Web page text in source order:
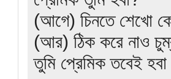
(আগে) চিনতে শেখো
(আর) ঠিক করে নাও
তুমি প্রেমিক তবেই